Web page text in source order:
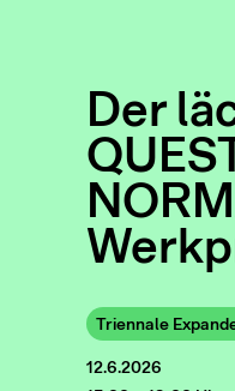
Der
Triennale
12.6.2026